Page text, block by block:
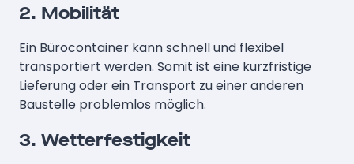
2. Mobilität
Ein Bürocontainer kann schnell und flexibel
transportiert werden. Somit ist eine kurzfristige
Lieferung oder ein Transport zu einer anderen
Baustelle problemlos möglich.
3. Wetterfestigkeit